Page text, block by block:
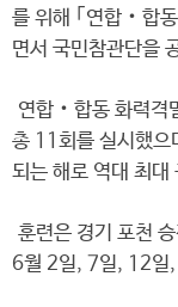
를 위해 ｢연합‧합
면서 국민참관단을
연합‧합동 화력격
총 11회를 실시했으
되는 해로 역대 최대
훈련은 경기 포천
6월 2일, 7일, 12일,